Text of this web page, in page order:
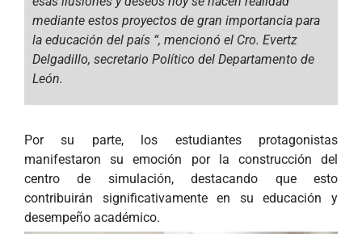
mediante estos proyectos de gran importancia para
la educación del país “, mencionó el Cro. Evertz
Delgadillo, secretario Político del Departamento de
León.
Por su parte, los estudiantes protagonistas
manifestaron su emoción por la construcción del
centro de simulación, destacando que esto
contribuirán significativamente en su educación y
desempeño académico.